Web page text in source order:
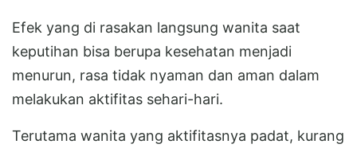
Efek yang di rasakan langsung wanita saat
keputihan bisa berupa kesehatan menjadi
menurun, rasa tidak nyaman dan aman dalam
melakukan aktifitas sehari-hari.
Terutama wanita yang aktifitasnya padat, kurang